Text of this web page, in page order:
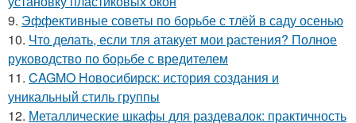
9. Эффективные советы по борьбе с тлёй в саду осенью
10. Что делать, если тля атакует мои растения? Полное
руководство по борьбе с вредителем
11. CAGMO Новосибирск: история создания и
уникальный стиль группы
12. Металлические шкафы для раздевалок: практичность